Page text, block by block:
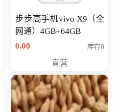
步步高手机vivo X9（全
网通）4GB+64GB
0.00
库存0
直营